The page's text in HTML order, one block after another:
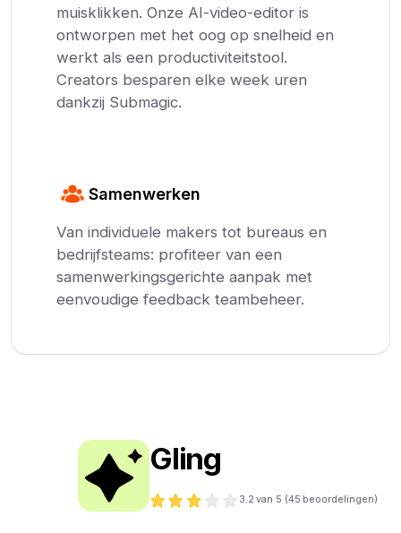
muisklikken. Onze AI-video-editor is
ontworpen met het oog op snelheid en
werkt als een productiviteitstool.
Creators besparen elke week uren
dankzij Submagic.
Samenwerken
Van individuele makers tot bureaus en
bedrijfsteams: profiteer van een
samenwerkingsgerichte aanpak met
eenvoudige feedback teambeheer.
Gling
3.2 van 5 (45 beoordelingen)